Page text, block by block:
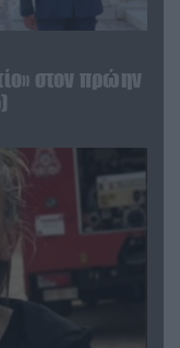
στον πρώην